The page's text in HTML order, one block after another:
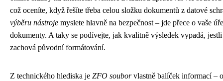
což oceníte, když řešíte třeba celou složku dokumentů z datové
výběru nástroje myslete hlavně na bezpečnost – jde přece o vaše
dokumenty. A taky se podívejte, jak kvalitně výsledek vypadá, jestli
zachová původní formátování.
Z technického hlediska je ZFO souborvlastně balíček informací –